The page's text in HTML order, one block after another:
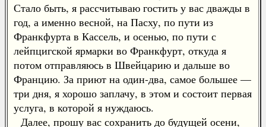
Стало быть, я рассчитываю гостить у вас дважды в
год, а именно весной, на Пасху, по пути из
Франкфурта в Кассель, и осенью, по пути с
лейпцигской ярмарки во Франкфурт, откуда я
потом отправляюсь в Швейцарию и дальше во
Францию. За приют на один-два, самое большее —
три дня, я хорошо заплачу, в этом и состоит первая
услуга, в которой я нуждаюсь.
Далее, прошу вас сохранить до будущей осени,